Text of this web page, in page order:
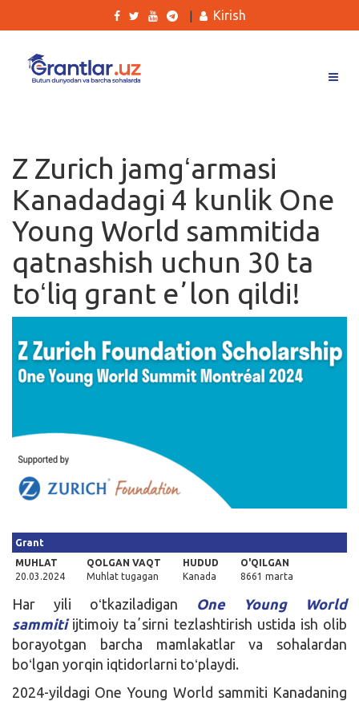
Ishlar
Kurslar
Blog
Yana
Qidirish
Kirish
Kirish
Z Zurich jamgʻarmasi
Kanadadagi 4 kunlik One
Young World sammitida
qatnashish uchun 30 ta
toʻliq grant eʼlon qildi!
Grant
MUHLAT
20.03.2024
QOLGAN VAQT
Muhlat tugagan
HUDUD
Kanada
O'QILGAN
8661 marta
Har yili oʻtkaziladigan One Young World
sammitiijtimoiy taʼsirni tezlashtirish ustida ish olib
borayotgan barcha mamlakatlar va sohalardan
boʻlgan yorqin iqtidorlarni toʻplaydi.
2024-yildagi One Young World sammiti Kanadaning